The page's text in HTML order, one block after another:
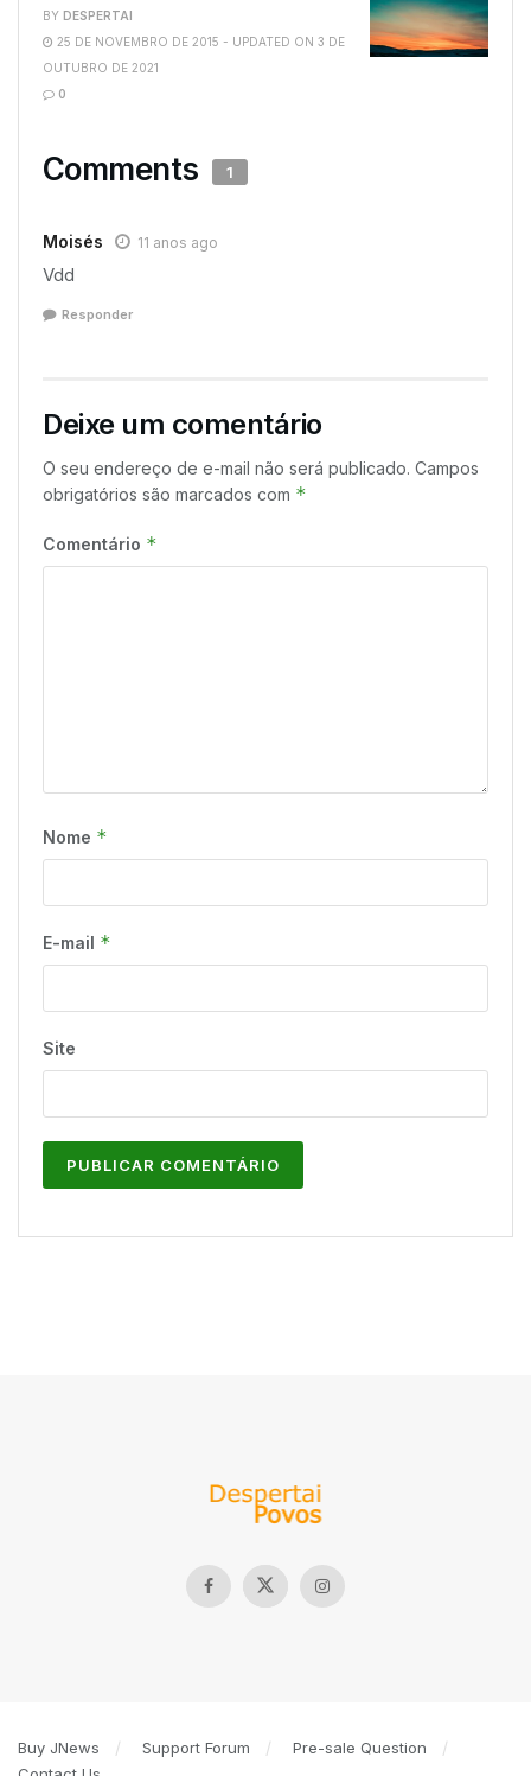
BY DESPERTAI
25 DE NOVEMBRO DE 2015 - UPDATED ON 3 DE
OUTUBRO DE 2021
0
Comments 1
Moisés 11 anos ago
Vdd
Responder
Deixe um comentário
O seu endereço de e-mail não será publicado. Campos
obrigatórios são marcados com *
Comentário *
Nome *
E-mail *
Site
Buy JNews Support Forum
Pre-sale Question